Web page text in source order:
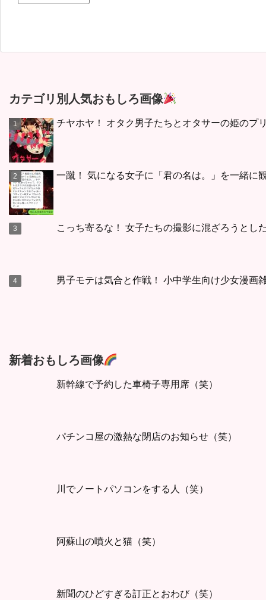
カテゴリ別人気おもしろ画像
チヤホヤ！ オタク男子たちとオタサーの姫のプ
一蹴！ 気になる女子に「君の名は。」を一緒に
こっち寄るな！ 女子たちの撮影に混ざろうとし
男子モテは気合と作戦！ 小中学生向け少女漫画
新着おもしろ画像
新幹線で予約した車椅子専用席（笑）
パチンコ屋の激熱な閉店のお知らせ（笑）
川でノートパソコンをする人（笑）
阿蘇山の噴火と猫（笑）
新聞のひどすぎる訂正とおわび（笑）